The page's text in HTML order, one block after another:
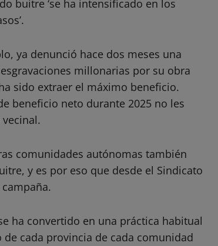
buitre ‘se ha intensificado en los
ya denunció hace dos meses una
millonarias por su obra
sido extraer el máximo beneficio.
beneficio neto durante 2025 no les
comunidades autónomas también
y es por eso que desde el Sindicato
ha convertido en una práctica habitual
cada provincia de cada comunidad